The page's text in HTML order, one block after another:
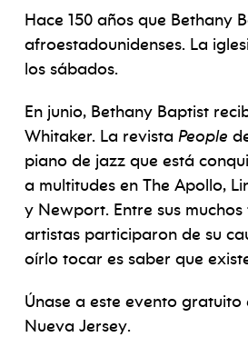
Hace 150 años que Bethany
afroestadounidenses. La
los sábados.
En junio, Bethany Baptist
Whitaker. La revista People
piano de jazz que está
a multitudes en The Apollo,
y Newport. Entre sus
artistas participaron de su
oírlo tocar es saber que
Únase a este evento
Nueva Jersey.